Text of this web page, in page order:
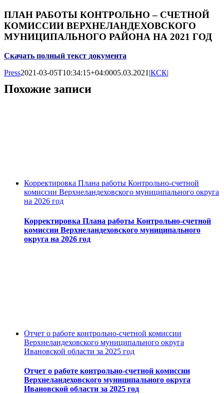
ПЛАН РАБОТЫ КОНТРОЛЬНО – СЧЕТНОЙ
КОМИССИИ ВЕРХНЕЛАНДЕХОВСКОГО
МУНИЦИПАЛЬНОГО РАЙОНА НА 2021 ГОД
Скачать полный текст документа
Press2021-03-05T10:34:15+04:0005.03.2021|КСК|
Похожие записи
Корректировка Плана работы Контрольно-счетной
комиссии Верхнеландеховского муниципального округа
на 2026 год
Корректировка Плана работы Контрольно-счетной
комиссии Верхнеландеховского муниципального
округа на 2026 год
Отчет о работе контрольно-счетной комиссии
Верхнеландеховского муниципального округа
Ивановской области за 2025 год
Отчет о работе контрольно-счетной комиссии
Верхнеландеховского муниципального округа
Ивановской области за 2025 год